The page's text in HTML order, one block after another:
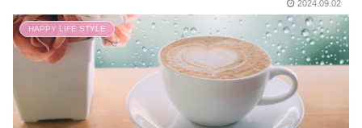
2024.09.02
HAPPY LIFE STYLE